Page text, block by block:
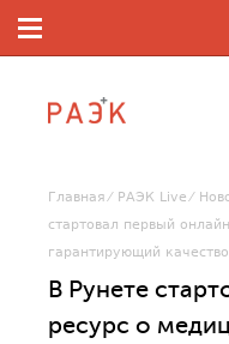
Главная РАЭК Live
стартовал первый
гарантирующий
В Рунете
ресурс о